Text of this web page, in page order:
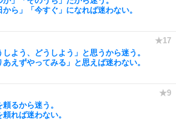
から」「今すぐ」になれば迷わない。
しよう、どうしよう」と思うから迷う。
あえずやってみる」と思えば迷わない。
るから迷う。
頼れば迷わない。